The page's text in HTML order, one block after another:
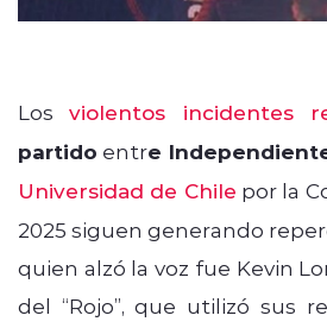
Losviolentos incidentes
partido entre
Universidad de Chile por la
2025 siguen generando
quien alzó la voz fue Kevin
del “Rojo”, que utilizó sus